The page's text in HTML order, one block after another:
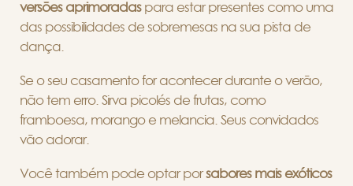
versões aprimoradas para estar presentes como uma
das possibilidades de sobremesas na sua pista de
dança.
Se o seu casamento for acontecer durante o verão,
não tem erro. Sirva picolés de frutas, como
framboesa, morango e melancia. Seus convidados
vão adorar.
Você também pode optar porsabores mais exóticos